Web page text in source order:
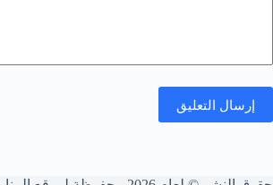
إرسال التعليق